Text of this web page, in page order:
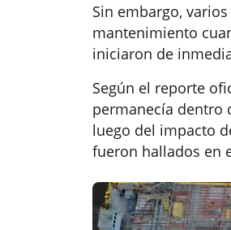
Sin embargo,
mantenimiento
iniciaron de
Según el reporte
permanecía dentro
luego del impacto
fueron hallados en